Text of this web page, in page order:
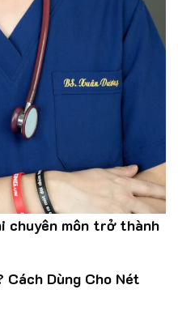
chuyên môn trở thành
Cách Dùng Cho Nét